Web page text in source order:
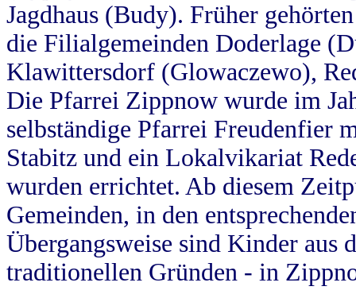
Jagdhaus (Budy). Früher
die Filialgemeinden Doderlage
Klawittersdorf (Glowaczewo),
Die Pfarrei Zippnow wurde im
selbständige Pfarrei Freudenfier
Stabitz und ein Lokalvikariat
wurden errichtet. Ab diesem
Gemeinden, in den
Übergangsweise sind Kinder aus
traditionellen Gründen - in